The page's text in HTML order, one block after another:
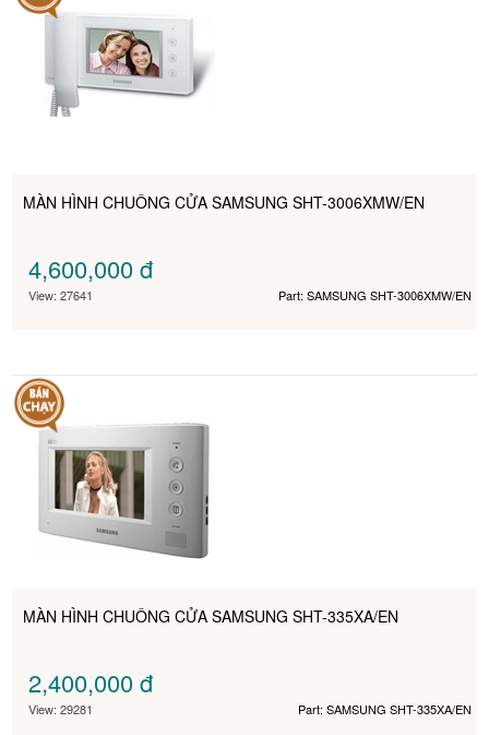
MÀN HÌNH CHUÔNG CỬA SAMSUNG SHT-3006XMW/EN
4,600,000đ
View: 27641 Part: SAMSUNG SHT-3006XMW/EN
MÀN HÌNH CHUÔNG CỬA SAMSUNG SHT-335XA/EN
2,400,000đ
View: 29281 Part: SAMSUNG SHT-335XA/EN